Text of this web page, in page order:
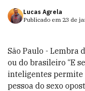
Lucas Agrela
Publicado em 23 de
São Paulo - Lembra
ou do brasileiro “E
inteligentes permite
pessoa do sexo